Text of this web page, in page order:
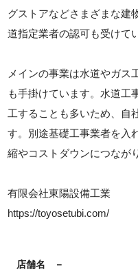
グストアなどさまざまな建
道指定業者の認可も受けて
メインの事業は水道やガス
も手掛けています。水道工
工することも多いため、自
す。別途基礎工事業者を入
縮やコストダウンにつなが
有限会社東陽設備工業
https://toyosetubi.com/
店舗名 －